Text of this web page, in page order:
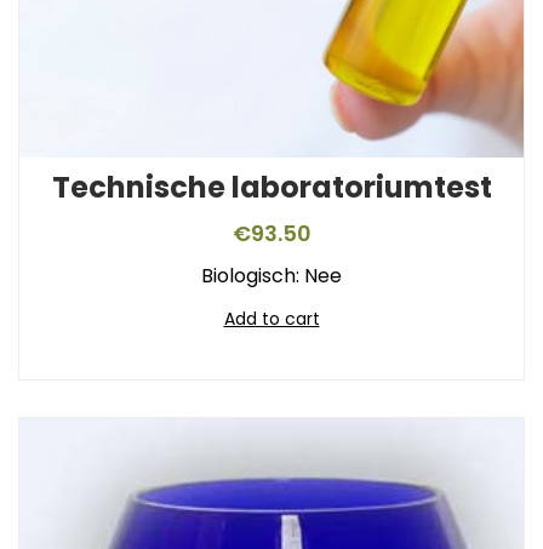
Technische laboratoriumtest
€93.50
Biologisch: Nee
Add to cart